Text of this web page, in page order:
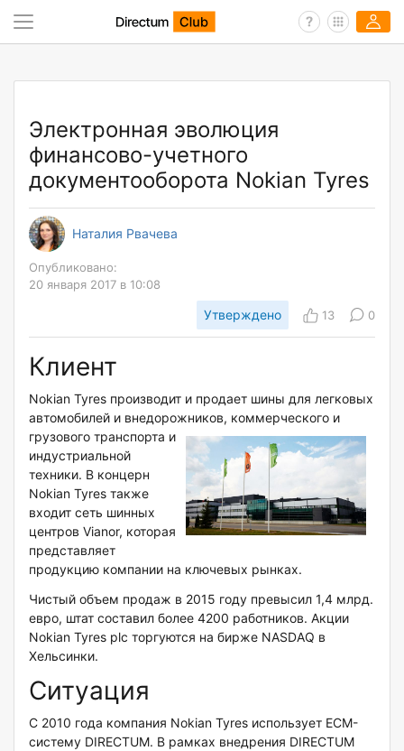
Электронная эволюция
финансово-учетного
документооборота Nokian Tyres
Наталия Рвачева
Опубликовано:
20 января 2017 в 10:08
Утверждено 13 0
Клиент
Nokian Tyres производит и продает шины для легковых
автомобилей и внедорожников, коммерческого и
грузового транспорта и
индустриальной
техники. В концерн
Nokian Tyres также
входит сеть шинных
центров Vianor, которая
представляет
продукцию компании на ключевых рынках.
Чистый объем продаж в 2015 году превысил 1,4 млрд.
евро, штат составил более 4200 работников. Акции
Nokian Tyres plc торгуются на бирже NASDAQ в
Хельсинки.
Ситуация
С 2010 года компания Nokian Tyres использует ECM-
систему DIRECTUM. В рамках внедрения DIRECTUM